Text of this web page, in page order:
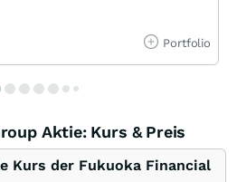
Portfolio
Aktie: Kurs & Preis
Kurs der Fukuoka Financial